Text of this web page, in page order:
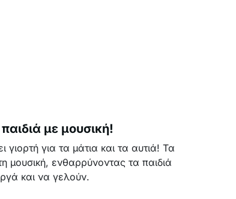
με μουσική!
για τα μάτια και τα αυτιά! Τα
μουσική, ενθαρρύνοντας τα παιδιά
και να γελούν.